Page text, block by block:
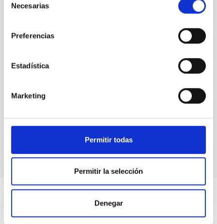
Necesarias
Preferencias
Estadística
Marketing
Permitir todas
Permitir la selección
Denegar
GREGOR Solar Telescope